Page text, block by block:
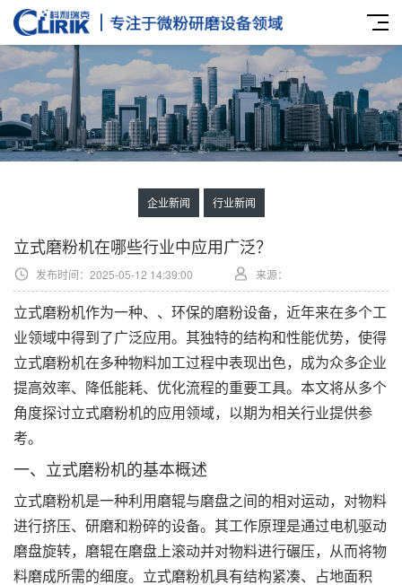
企业新闻 行业新闻
立式磨粉机在哪些行业中应用广泛？
发布时间：2025-05-12 14:39:00 来源：
立式磨粉机作为一种、、环保的磨粉设备，近年来在多个工
业领域中得到了广泛应用。其独特的结构和性能优势，使得
立式磨粉机在多种物料加工过程中表现出色，成为众多企业
提高效率、降低能耗、优化流程的重要工具。本文将从多个
角度探讨立式磨粉机的应用领域，以期为相关行业提供参
考。
一、立式磨粉机的基本概述
立式磨粉机是一种利用磨辊与磨盘之间的相对运动，对物料
进行挤压、研磨和粉碎的设备。其工作原理是通过电机驱动
磨盘旋转，磨辊在磨盘上滚动并对物料进行碾压，从而将物
料磨成所需的细度。立式磨粉机具有结构紧凑、占地面积